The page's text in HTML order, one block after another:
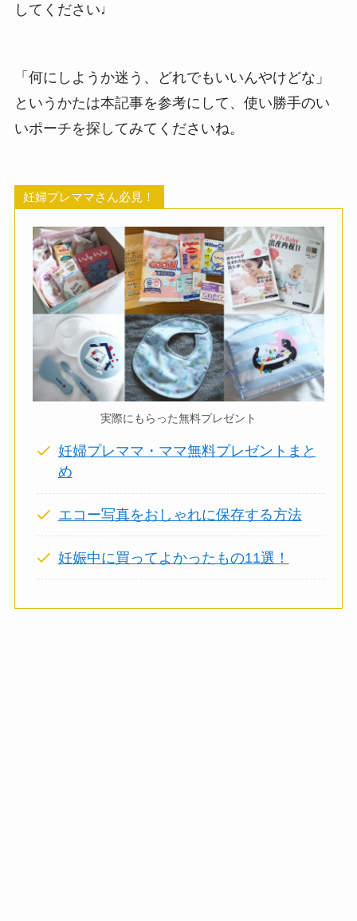
してください♩
「何にしようか迷う、どれでもいいんやけどな」
というかたは本記事を参考にして、使い勝手のい
いポーチを探してみてくださいね。
妊婦プレママさん必見！
実際にもらった無料プレゼント
妊婦プレママ・ママ無料プレゼントまと
め
エコー写真をおしゃれに保存する方法
妊娠中に買ってよかったもの11選！